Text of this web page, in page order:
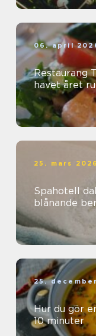
06. april
Restaurang
havet året
25. mars 2026
Spahotell dalarna
blånande
25.
Hur du gör
10 minuter